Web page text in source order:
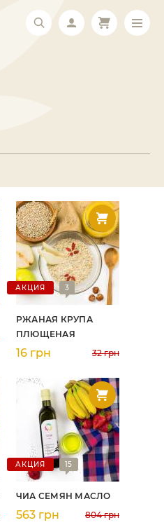
АКЦИЯ 3
РЖАНАЯ КРУПА
ПЛЮЩЕНАЯ
16 грн 32 грн
АКЦИЯ 15
ЧИА СЕМЯН МАСЛО
563 грн 804 грн